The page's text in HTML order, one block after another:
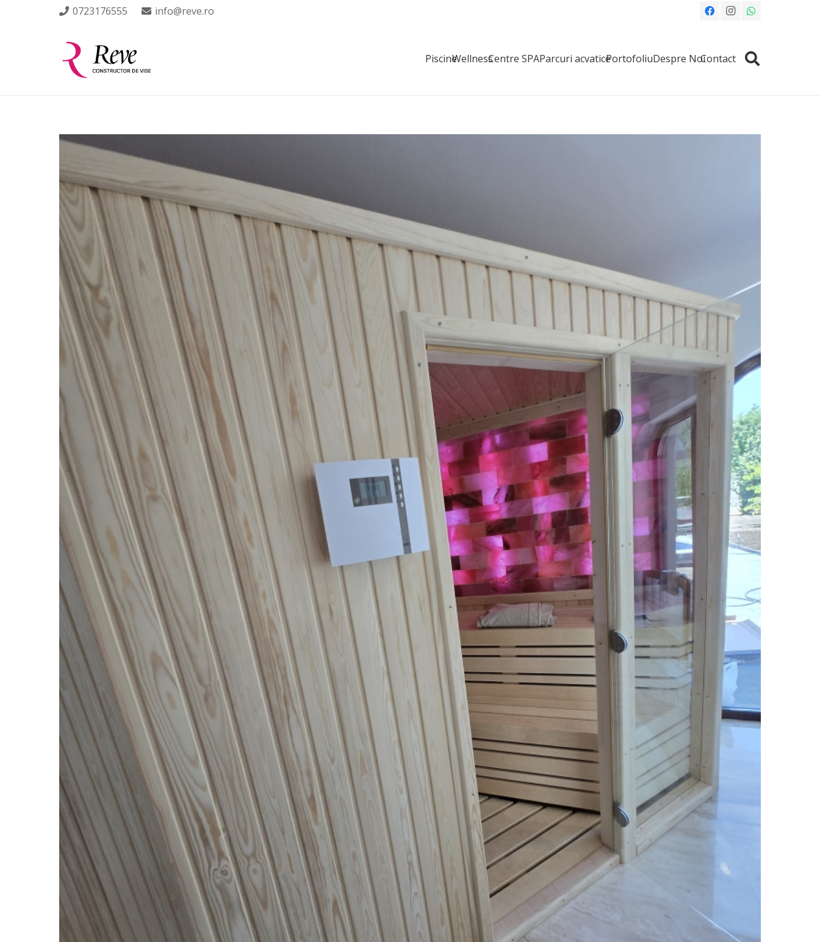
0723176555 info@reve.ro
PiscineWellnessCentre SPAParcuri acvaticePortofoliuDespre NoiContact